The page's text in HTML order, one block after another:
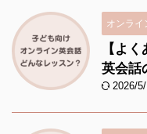
オンライ
【よ
英会話
2026/